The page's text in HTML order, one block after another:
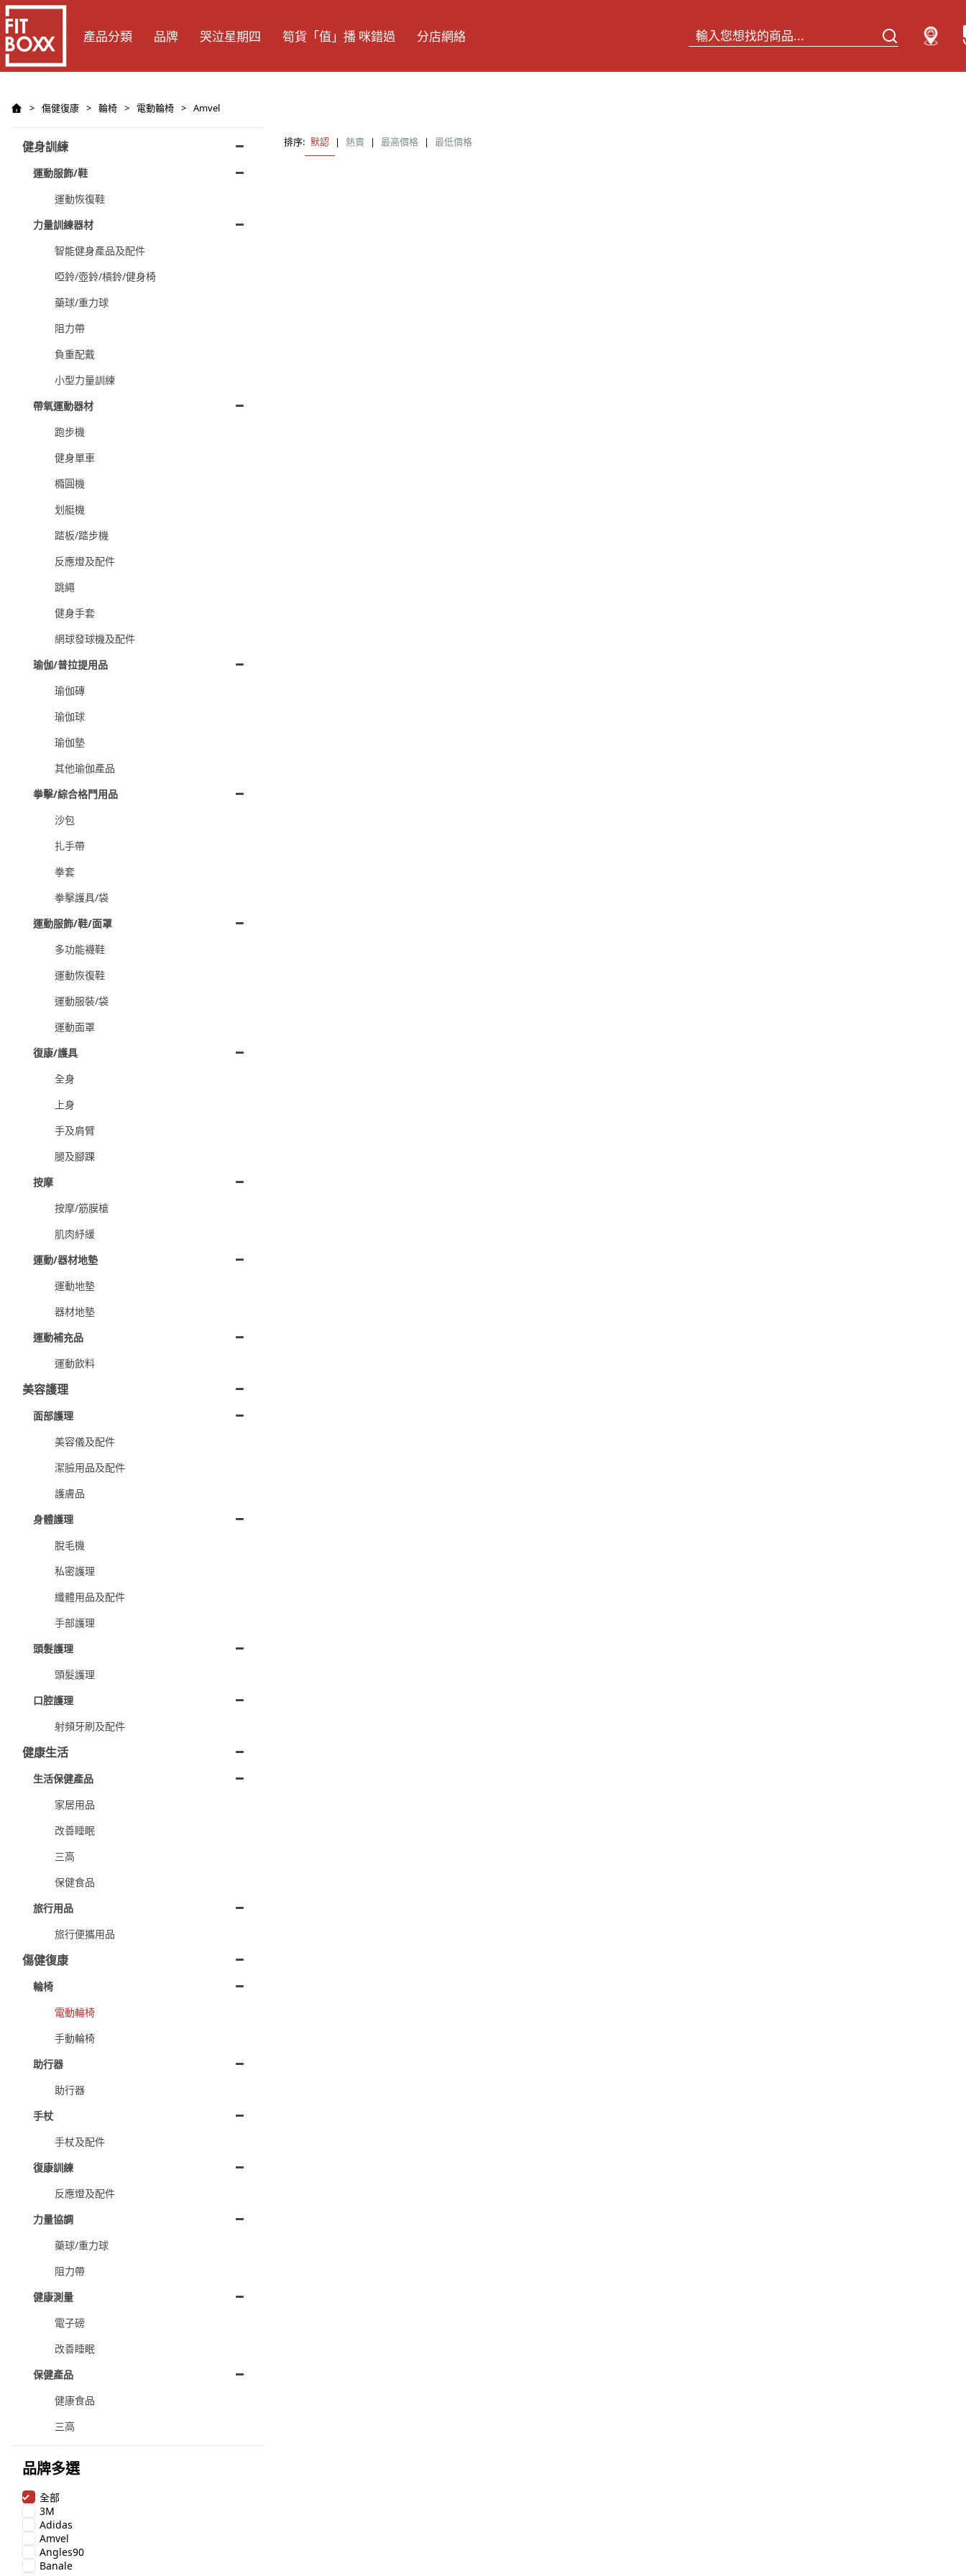
產品分類 品牌 哭泣星期四 筍貨「值」播 咪錯過 分店網絡
> 傷健復康 > 輪椅 > 電動輪椅 > Amvel
健身訓練
運動服飾/鞋
運動恢復鞋
力量訓練器材
智能健身產品及配件
啞鈴/壺鈴/槓鈴/健身椅
藥球/重力球
阻力帶
負重配戴
小型力量訓練
帶氧運動器材
跑步機
健身單車
橢圓機
划艇機
踏板/踏步機
反應燈及配件
跳繩
健身手套
網球發球機及配件
瑜伽/普拉提用品
瑜伽磚
瑜伽球
瑜伽墊
其他瑜伽產品
拳擊/綜合格鬥用品
沙包
扎手帶
拳套
拳擊護具/袋
運動服飾/鞋/面罩
多功能襪鞋
運動恢復鞋
運動服裝/袋
運動面罩
復康/護具
全身
上身
手及肩臂
腿及腳踝
按摩
按摩/筋膜槍
肌肉紓緩
運動/器材地墊
運動地墊
器材地墊
運動補充品
運動飲料
美容護理
面部護理
美容儀及配件
潔臉用品及配件
護膚品
身體護理
脫毛機
私密護理
纖體用品及配件
手部護理
頭髮護理
頭髮護理
口腔護理
射頻牙刷及配件
健康生活
生活保健產品
家居用品
改善睡眠
三高
保健食品
旅行用品
旅行便攜用品
傷健復康
輪椅
電動輪椅
手動輪椅
助行器
助行器
手杖
手杖及配件
復康訓練
反應燈及配件
力量協調
藥球/重力球
阻力帶
健康測量
電子磅
改善睡眠
保健產品
健康食品
三高
品牌多選
全部
3M
Adidas
Amvel
Angles90
Banale
排序: 默認 | 熱賣 | 最高價格 | 最低價格